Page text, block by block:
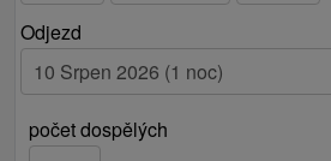
Odjezd
počet dospělých